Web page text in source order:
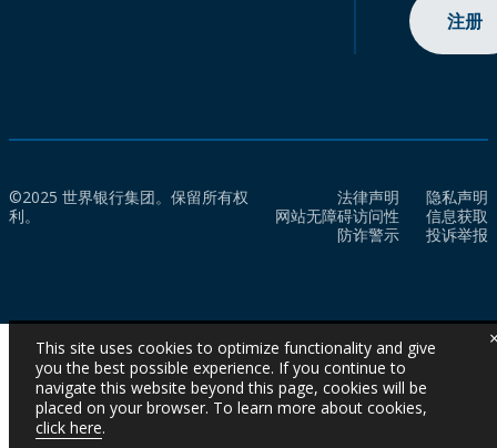
注册
©2025 世界银行集团。保留所有权
利。
法律声明
隐私声明
网站无障碍访问性
信息获取
防诈警示
投诉举报
This site uses cookies to optimize functionality and give
you the best possible experience. If you continue to
navigate this website beyond this page, cookies will be
placed on your browser. To learn more about cookies,
click here.